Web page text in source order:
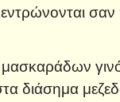
διάσημα